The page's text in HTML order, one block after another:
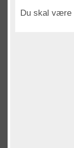
Du skal være